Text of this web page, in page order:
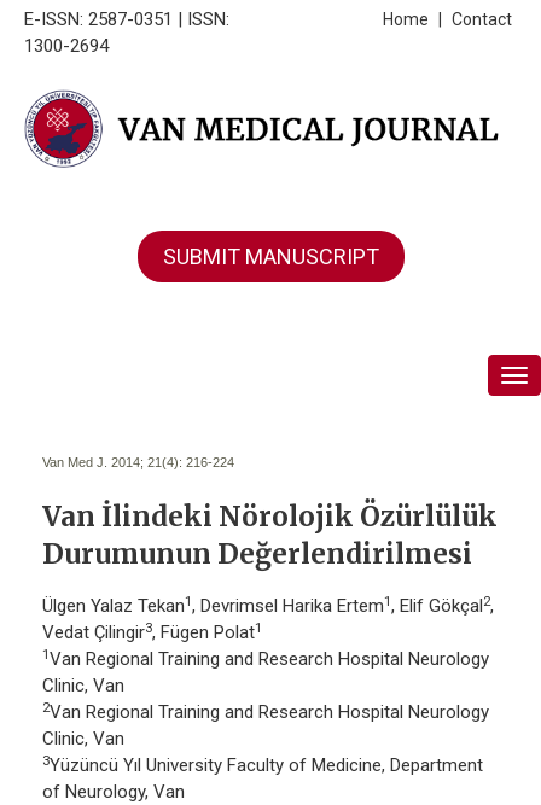
E-ISSN: 2587-0351 | ISSN:
1300-2694
Contact
Home
SUBMIT MANUSCRIPT
Van Med J. 2014; 21(4): 216-224
Van İlindeki Nörolojik Özürlülük
Durumunun Değerlendirilmesi
Ülgen Yalaz Tekan1, Devrimsel Harika Ertem1, Elif Gökçal 2,
Vedat Çilingir3, Fügen Polat1
1Van Regional Training and Research Hospital Neurology
Clinic, Van
2Van Regional Training and Research Hospital Neurology
Clinic, Van
3Yüzüncü Yıl University Faculty of Medicine, Department
of Neurology, Van